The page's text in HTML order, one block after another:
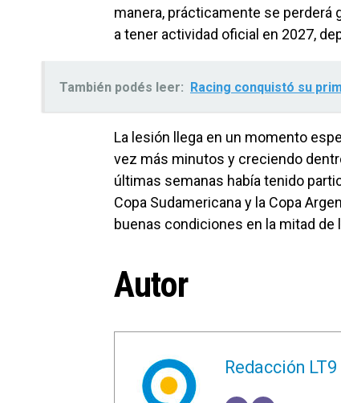
manera, prácticamente se perderá
a tener actividad oficial en 2027,
También podés leer: Racing conquistó su
La lesión llega en un momento
vez más minutos y creciendo
últimas semanas había tenido
Copa Sudamericana y la Copa
buenas condiciones en la mitad de
Autor
Redacción LT9